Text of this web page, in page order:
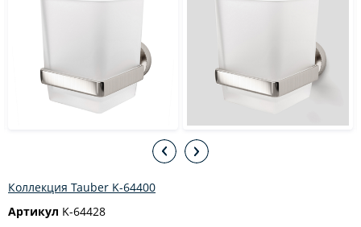
Коллекция Tauber K-64400
Артикул K-64428